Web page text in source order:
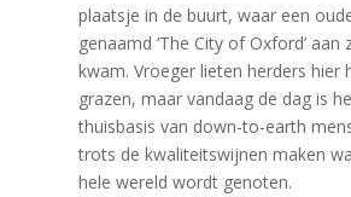
plaatsje in de buurt, waar een
genaamd ‘The City of Oxford’ aan
kwam. Vroeger lieten herders hier
grazen, maar vandaag de dag is
thuisbasis van down-to-earth
trots de kwaliteitswijnen maken
hele wereld wordt genoten.